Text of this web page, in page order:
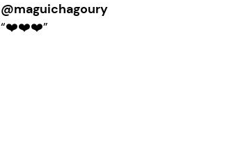
@maguichagoury
“❤️❤️❤️”